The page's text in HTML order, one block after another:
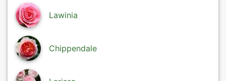
Lawinia
Chippendale